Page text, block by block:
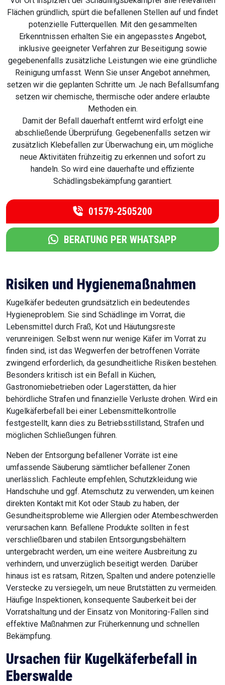
Flächen gründlich, spürt die befallenen Stellen auf und findet
potenzielle Futterquellen. Mit den gesammelten
Erkenntnissen erhalten Sie ein angepasstes Angebot,
inklusive geeigneter Verfahren zur Beseitigung sowie
gegebenenfalls zusätzliche Leistungen wie eine gründliche
Reinigung umfasst. Wenn Sie unser Angebot annehmen,
setzen wir die geplanten Schritte um. Je nach Befallsumfang
setzen wir chemische, thermische oder andere erlaubte
Methoden ein.
Damit der Befall dauerhaft entfernt wird erfolgt eine
abschließende Überprüfung. Gegebenenfalls setzen wir
zusätzlich Klebefallen zur Überwachung ein, um mögliche
neue Aktivitäten frühzeitig zu erkennen und sofort zu
handeln. So wird eine dauerhafte und effiziente
Schädlingsbekämpfung garantiert.
01579-2505200
BERATUNG PER WHATSAPP
Risiken und Hygienemaßnahmen
Kugelkäfer bedeuten grundsätzlich ein bedeutendes
Hygieneproblem. Sie sind Schädlinge im Vorrat, die
Lebensmittel durch Fraß, Kot und Häutungsreste
verunreinigen. Selbst wenn nur wenige Käfer im Vorrat zu
finden sind, ist das Wegwerfen der betroffenen Vorräte
zwingend erforderlich, da gesundheitliche Risiken bestehen.
Besonders kritisch ist ein Befall in Küchen,
Gastronomiebetrieben oder Lagerstätten, da hier
behördliche Strafen und finanzielle Verluste drohen. Wird ein
Kugelkäferbefall bei einer Lebensmittelkontrolle
festgestellt, kann dies zu Betriebsstillstand, Strafen und
möglichen Schließungen führen.
Neben der Entsorgung befallener Vorräte ist eine
umfassende Säuberung sämtlicher befallener Zonen
unerlässlich. Fachleute empfehlen, Schutzkleidung wie
Handschuhe und ggf. Atemschutz zu verwenden, um keinen
direkten Kontakt mit Kot oder Staub zu haben, der
Gesundheitsprobleme wie Allergien oder Atembeschwerden
verursachen kann. Befallene Produkte sollten in fest
verschließbaren und stabilen Entsorgungsbehältern
untergebracht werden, um eine weitere Ausbreitung zu
verhindern, und unverzüglich beseitigt werden. Darüber
hinaus ist es ratsam, Ritzen, Spalten und andere potenzielle
Verstecke zu versiegeln, um neue Brutstätten zu vermeiden.
Häufige Inspektionen, konsequente Sauberkeit bei der
Vorratshaltung und der Einsatz von Monitoring-Fallen sind
effektive Maßnahmen zur Früherkennung und schnellen
Bekämpfung.
Ursachen für Kugelkäferbefall in
Eberswalde